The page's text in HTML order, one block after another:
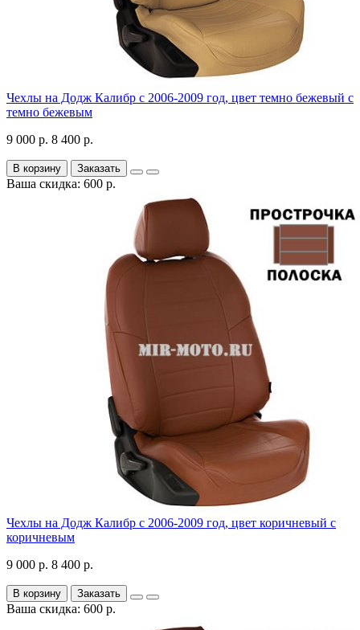
Чехлы на Додж Калибр с 2006-2009 год, цвет темно бежевый с
темно бежевым
9 000 р. 8 400 р.
В корзину Заказать
Ваша скидка: 600 р.
Чехлы на Додж Калибр с 2006-2009 год, цвет коричневый с
коричневым
9 000 р. 8 400 р.
В корзину Заказать
Ваша скидка: 600 р.